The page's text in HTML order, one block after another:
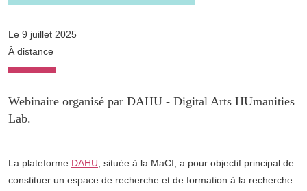
Le 9 juillet 2025
À distance
Webinaire organisé par DAHU - Digital Arts HUmanities
Lab.
La plateforme DAHU, située à la MaCI, a pour objectif principal de
constituer un espace de recherche et de formation à la recherche